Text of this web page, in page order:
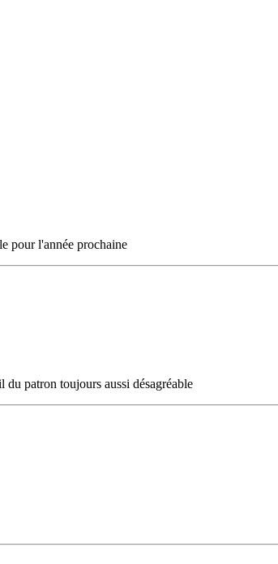
pour l'année prochaine
du patron toujours aussi désagréable